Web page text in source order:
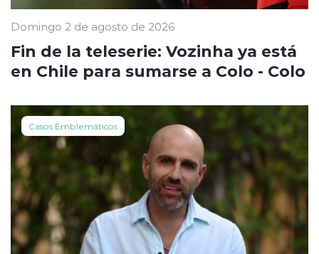
Domingo 2 de agosto de 2026
Fin de la teleserie: Vozinha ya está
en Chile para sumarse a Colo - Colo
Casos Emblemáticos